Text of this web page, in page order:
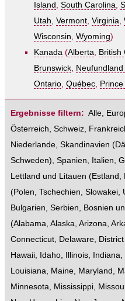
Island , South Carolina,
Utah, Vermont, Virginia,
Wisconsin, Wyoming)
Kanada (Alberta, British
Brunswick,
Ontario, Québec,
Ergebnisse filtern: Alle,
Österreich, Schweiz,
Niederlande, Skandinavien (
Schweden), Spanien, Italien,
Lettland und Litauen (Estland ,
(Polen, Tschechien, Slowakei,
Bulgarien, Serbien, Bosnien
(Alabama, Alaska, Arizona,
Connecticut, Delaware,
Hawaii, Idaho, Illinois, Indiana,
Louisiana, Maine, Maryland ,
Minnesota, Mississippi,